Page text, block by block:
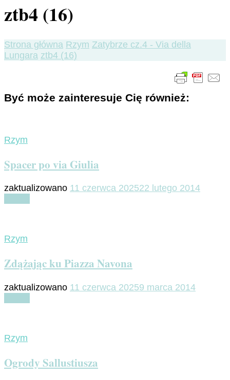
ztb4 (16)
Strona główna Rzym Zatybrze cz.4 - Via della
Lungara ztb4 (16)
Być może zainteresuje Cię również:
Rzym
Spacer po via Giulia
zaktualizowano 11 czerwca 202522 lutego 2014
Rzym
Zdążając ku Piazza Navona
zaktualizowano 11 czerwca 20259 marca 2014
Rzym
Ogrody Sallustiusza